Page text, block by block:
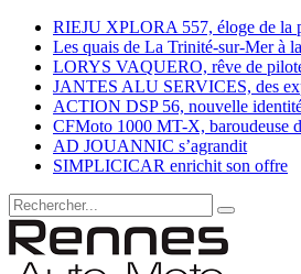
RIEJU XPLORA 557, éloge de la
Les quais de La Trinité-sur-Mer à
LORYS VAQUERO, rêve de
JANTES ALU SERVICES, des
ACTION DSP 56, nouvelle
CFMoto 1000 MT-X, baroudeuse
AD JOUANNIC s’agrandit
SIMPLICICAR enrichit son offre